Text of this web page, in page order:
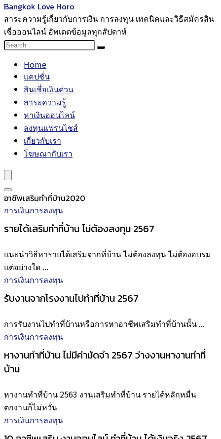
Bangkok Love Horo
สาระความรู้เกี่ยวกับการเงิน การลงทุน เทคนิคและวิธีสมัครสิน
เชื่อออนไลน์ อัพเดตข้อมูลทุกสัปดาห์
Home
แคปชั่น
สินเชื่อเงินด่วน
สาระความรู้
หาเงินออนไลน์
ลงทุนแฟรนไชส์
เกี่ยวกับเรา
โฆษณากับเรา
อาชีพเสริมทำที่บ้าน2020
การเงินการลงทุน
รายได้เสริมทำที่บ้าน ไม่ต้องลงทุน 2567
แนะนำวิธีหารายได้เสริมจากที่บ้าน ไม่ต้องลงทุน ไม่ต้องอบรม
แต่อย่างใด ...
การเงินการลงทุน
รับงานจากโรงงานไปทำที่บ้าน 2567
การรับงานไปทำที่บ้านหรือการหาอาชีพเสริมทำที่บ้านนั้น ...
การเงินการลงทุน
หางานทำที่บ้าน ไม่มีค่ามัดจำ 2567 ว่างงานหางานทำที่
บ้าน
หางานทำที่บ้าน 2563 งานเสริมทำที่บ้าน รายได้หลักหมื่น
ตกงานก็ไม่หวั่น
การเงินการลงทุน